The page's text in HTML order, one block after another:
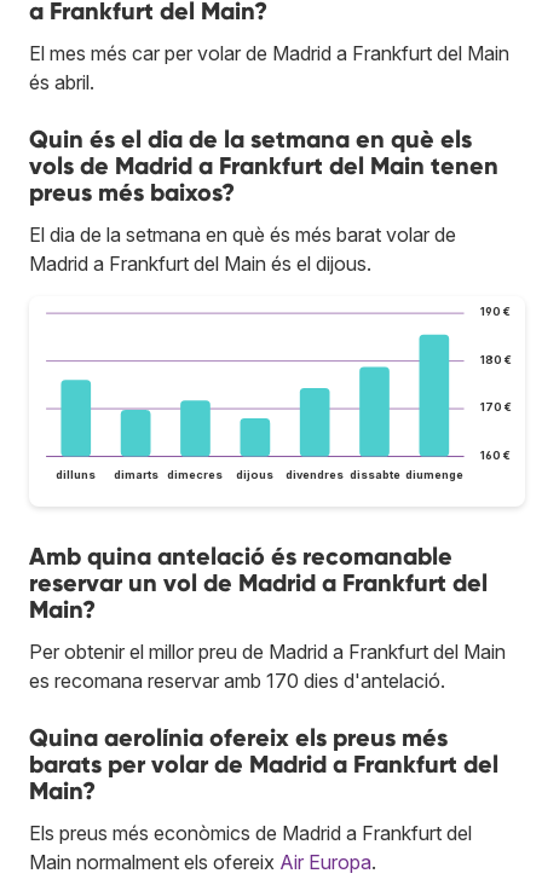
a Frankfurt del Main?
El mes més car per volar de Madrid a Frankfurt del Main
és abril.
Quin és el dia de la setmana en què els
vols de Madrid a Frankfurt del Main tenen
preus més baixos?
El dia de la setmana en què és més barat volar de
Madrid a Frankfurt del Main és el dijous.
160 €
170 €
180 €
190 €
dilluns dimarts dimecres dijous divendres dissabte diumenge
Amb quina antelació és recomanable
reservar un vol de Madrid a Frankfurt del
Main?
Per obtenir el millor preu de Madrid a Frankfurt del Main
es recomana reservar amb 170 dies d'antelació.
Quina aerolínia ofereix els preus més
barats per volar de Madrid a Frankfurt del
Main?
Els preus més econòmics de Madrid a Frankfurt del
Main normalment els ofereix Air Europa.